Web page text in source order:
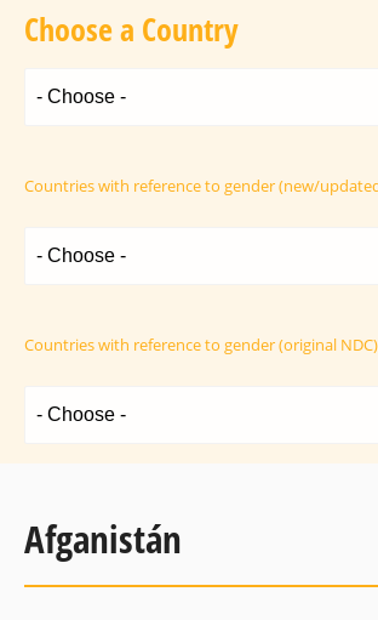
Choose a Country
Countries with reference to gender (new/
Countries with reference to gender (original NDC)
Afganistán